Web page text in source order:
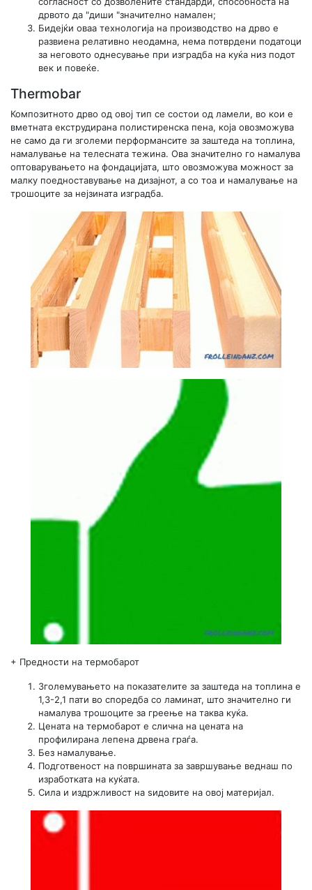
дрвото да "диши "значително намален;
Бидејќи оваа технологија на производство на дрво е
развиена релативно неодамна, нема потврдени податоци
за неговото однесување при изградба на куќа низ подот
век и повеќе.
Thermobar
Композитното дрво од овој тип се состои од ламели, во кои е
вметната екструдирана полистиренска пена, која овозможува
не само да ги зголеми перформансите за заштеда на топлина,
намалување на телесната тежина. Ова значително го намалува
оптоварувањето на фондацијата, што овозможува можност за
малку поедноставување на дизајнот, а со тоа и намалување на
трошоците за нејзината изградба.
+ Предности на термобарот
Зголемувањето на показателите за заштеда на топлина е
1,3-2,1 пати во споредба со ламинат, што значително ги
намалува трошоците за греење на таква куќа.
Цената на термобарот е слична на цената на
профилирана лепена дрвена граѓа.
Без намалување.
Подготвеност на површината за завршување веднаш по
изработката на куќата.
Сила и издржливост на ѕидовите на овој материјал.